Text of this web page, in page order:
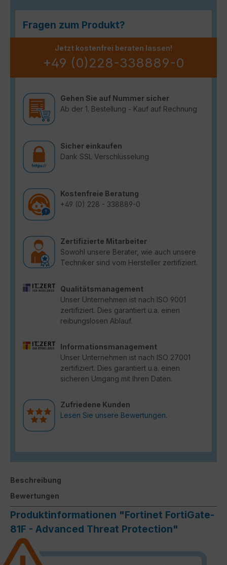
Fragen zum Produkt?
Jetzt kostenfrei beraten lassen!
+49 (0)228-338889-0
Gehen Sie auf Nummer sicher
Ab der 1. Bestellung - Kauf auf Rechnung
Sicher einkaufen
Dank SSL Verschlüsselung
Kostenfreie Beratung
+49 (0) 228 - 338889-0
Zertifizierte Mitarbeiter
Sowohl unsere Berater, wie auch unsere
Techniker sind vom Hersteller zertifiziert.
Qualitätsmanagement
Unser Unternehmen ist nach ISO 9001
zertifiziert. Dies garantiert u.a. einen
reibungslosen Ablauf.
Informationsmanagement
Unser Unternehmen ist nach ISO 27001
zertifiziert. Dies garantiert u.a. einen
sicheren Umgang mit Ihren Daten.
Zufriedene Kunden
Lesen Sie unsere Bewertungen.
Beschreibung
Bewertungen
Produktinformationen "Fortinet FortiGate-
81F - Advanced Threat Protection"